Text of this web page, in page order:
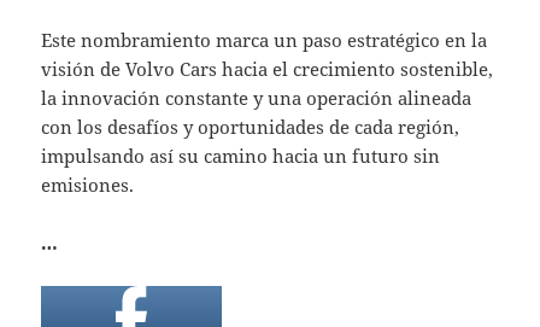
Este nombramiento marca un paso estratégico en la
visión de Volvo Cars hacia el crecimiento sostenible,
la innovación constante y una operación alineada
con los desafíos y oportunidades de cada región,
impulsando así su camino hacia un futuro sin
emisiones.
…